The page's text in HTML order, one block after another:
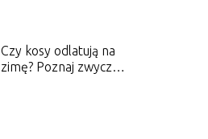
Czy kosy odlatują na
zimę? Poznaj zwyczaje